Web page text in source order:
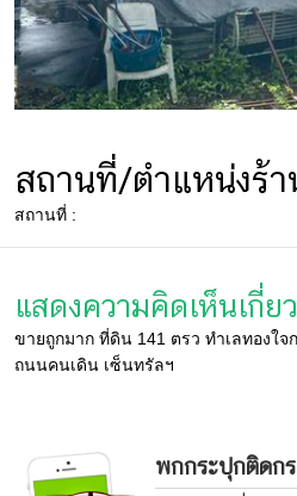
สถานที่/ตำแหน่งร้า
สถานที่ :
แสดงความคิดเห็นเกี่ย
ขายถูกมาก ที่ดิน 141 ตรว ทำเลทองใจ
ถนนคนเดิน เซ็นทรัลฯ
พกกระปุกติดกร